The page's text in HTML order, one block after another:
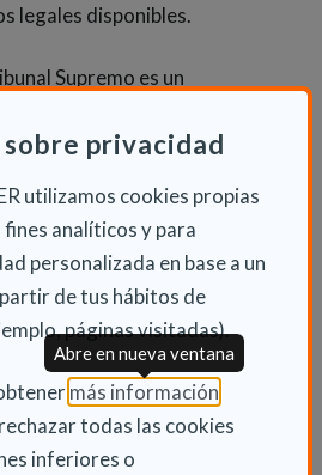
privacidad
utilizamos cookies propias
analíticos y para
personalizada en base a un
de tus hábitos de
páginas visitadas).
más información(Abre en
todas las cookies
inferiores o
Abre en nueva ventana
legales disponibles.
Supremo es un
a las prestaciones de
la necesidad de una mayor
administraciones para hacer
social tan importante para los
ADICIONAL